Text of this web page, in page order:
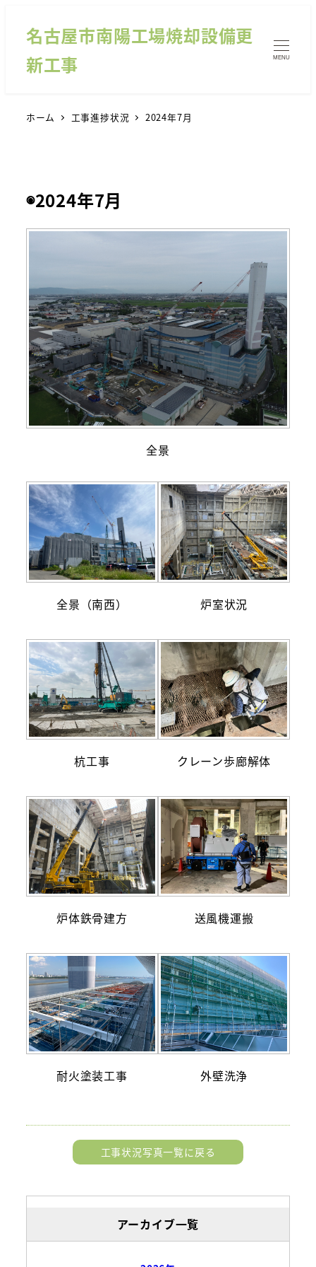
名古屋市南陽工場焼却設備更
新工事
MENU
ホーム 工事進捗状況 2024年7月
アーカイブ一覧
◉2024年7月
全景
全景（南西） 炉室状況
杭工事 クレーン歩廊解体
炉体鉄骨建方 送風機運搬
耐火塗装工事 外壁洗浄
工事状況写真一覧に戻る